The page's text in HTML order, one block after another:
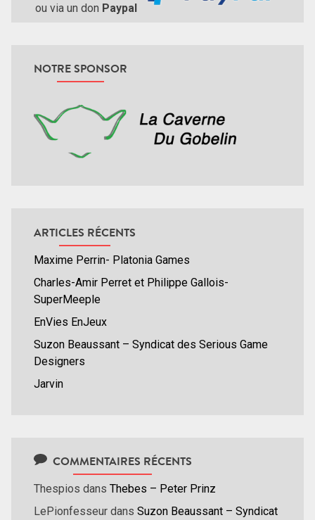
ou via un don Paypal
NOTRE SPONSOR
ARTICLES RÉCENTS
Maxime Perrin- Platonia Games
Charles-Amir Perret et Philippe Gallois-
SuperMeeple
EnVies EnJeux
Suzon Beaussant – Syndicat des Serious Game
Designers
Jarvin
COMMENTAIRES RÉCENTS
Thespios dans Thebes – Peter Prinz
LePionfesseur dans Suzon Beaussant – Syndicat